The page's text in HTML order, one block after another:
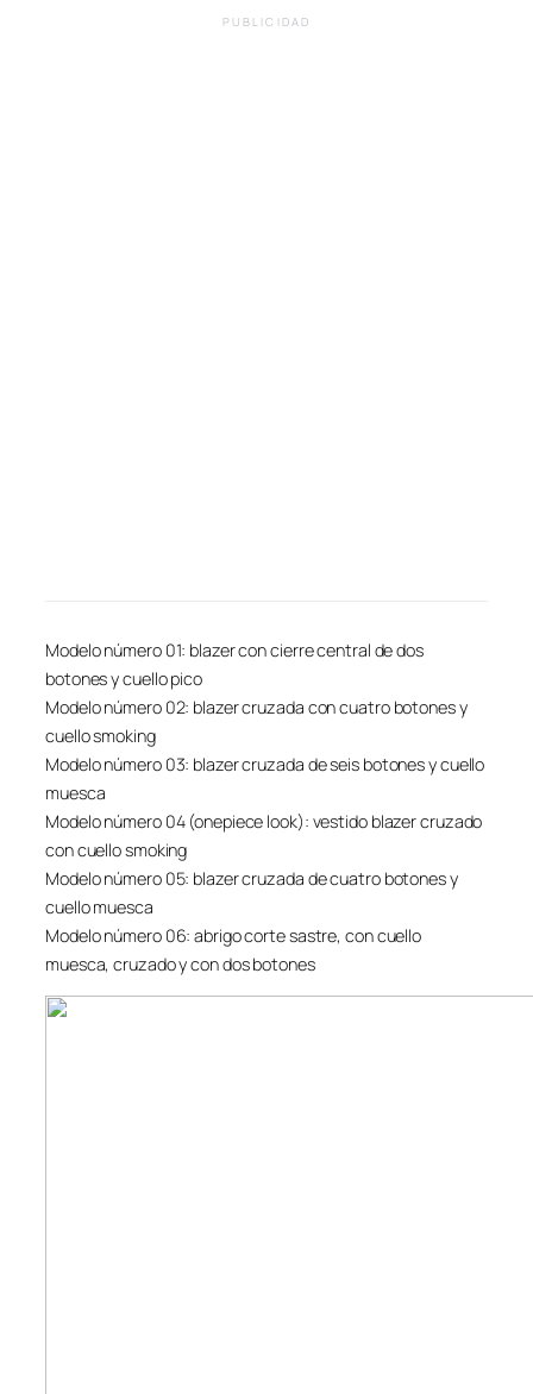
PUBLICIDAD
Modelo número 01: blazer con cierre central de dos
botones y cuello pico
Modelo número 02: blazer cruzada con cuatro botones y
cuello smoking
Modelo número 03: blazer cruzada de seis botones y cuello
muesca
Modelo número 04 (onepiece look): vestido blazer cruzado
con cuello smoking
Modelo número 05: blazer cruzada de cuatro botones y
cuello muesca
Modelo número 06: abrigo corte sastre, con cuello
muesca, cruzado y con dos botones